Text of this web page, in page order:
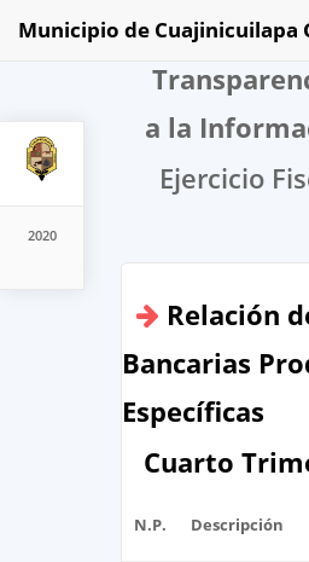
2020
Municipio de Cuajinicuilapa
a la
Ejercicio
Relación
Bancarias
Específicas
Cuarto
N.P. Descripción